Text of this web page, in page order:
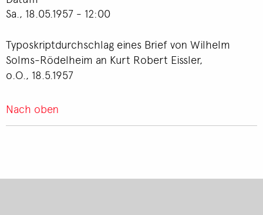
Sa., 18.05.1957 - 12:00
Typoskriptdurchschlag eines Brief von Wilhelm
Solms-Rödelheim an Kurt Robert Eissler,
o.O., 18.5.1957
Nach oben